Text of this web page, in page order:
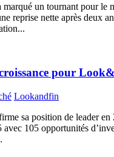
marqué un tournant pour le
reprise nette après deux
pour
Lookandfin
sa position de leader
avec 105 opportunités